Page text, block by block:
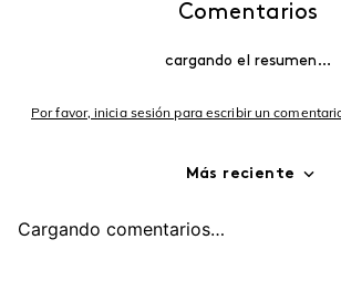
Comentarios
cargando el resumen…
Por favor, inicia sesión para escribir un
Más reciente
Cargando comentarios…